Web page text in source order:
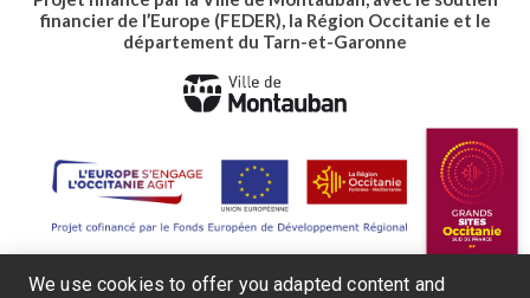
financier de l’Europe (FEDER), la Région Occitanie et le
département du Tarn-et-Garonne
We use cookies to offer you adapted content and